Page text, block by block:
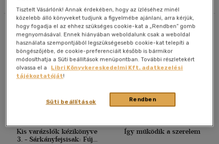
40 db / oldal
Alkalmaz
Összesen6db
Kis varázslók kézikönyve
3. - Sárkányfejsisak: Fújd
Így működik a szerelem
Tisztelt Vásárlónk! Annak érdekében, hogy az ízléséhez minél
közelebb álló könyveket tudjunk a figyelmébe ajánlani, arra kérjük,
hogy fogadja el az ehhez szükséges cookie-kat a „Rendben” gomb
megnyomásával. Ennek hiányában weboldalunk csak a weboldal
használata szempontjából legszükségesebb cookie-kat telepíti a
böngészőjébe, de cookie-preferenciáit később is bármikor
módosíthatja a Süti beállítások menüpontban. További részletekért
olvassa el a
Libri Könyvkereskedelmi Kft. adatkezelési
tájékoztatóját!
Rendben
Süti beállítások